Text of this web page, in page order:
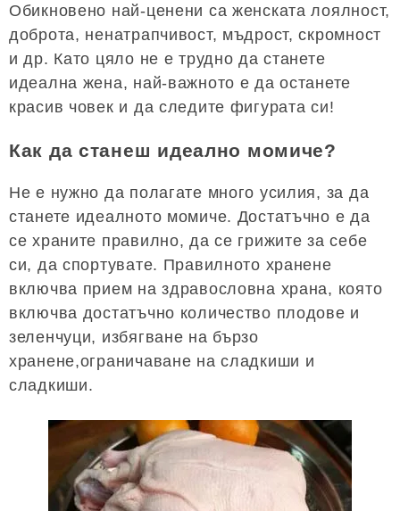
Обикновено най-ценени са женската лоялност,
доброта, ненатрапчивост, мъдрост, скромност
и др. Като цяло не е трудно да станете
идеална жена, най-важното е да останете
красив човек и да следите фигурата си!
Как да станеш идеално момиче?
Не е нужно да полагате много усилия, за да
станете идеалното момиче. Достатъчно е да
се храните правилно, да се грижите за себе
си, да спортувате. Правилното хранене
включва прием на здравословна храна, която
включва достатъчно количество плодове и
зеленчуци, избягване на бързо
хранене,ограничаване на сладкиши и
сладкиши.